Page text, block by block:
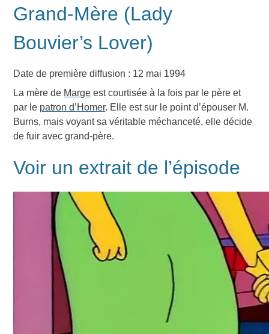
Grand-Mère (Lady
Bouvier’s Lover)
Date de première diffusion : 12 mai 1994
La mère de Marge est courtisée à la fois par le père et
par le patron d’Homer. Elle est sur le point d’épouser M.
Burns, mais voyant sa véritable méchanceté, elle décide
de fuir avec grand-père.
Voir un extrait de l’épisode